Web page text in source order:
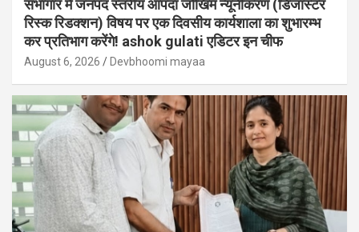
सभागार में जनपद स्तरीय आपदा जोखिम न्यूनीकरण (डिजास्टर
रिस्क रिडक्शन) विषय पर एक दिवसीय कार्यशाला का शुभारम्भ
कर प्रतिभाग करेंगे! ashok gulati एडिटर इन चीफ
August 6, 2026 Devbhoomi mayaa